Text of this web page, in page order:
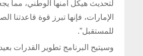
لتحديث هيكل أمنها الوطني، مما
الإمارات، فإنها تبرز قوة
للمستقبل”.
وسيتيح البرنامج تطوير القدرات